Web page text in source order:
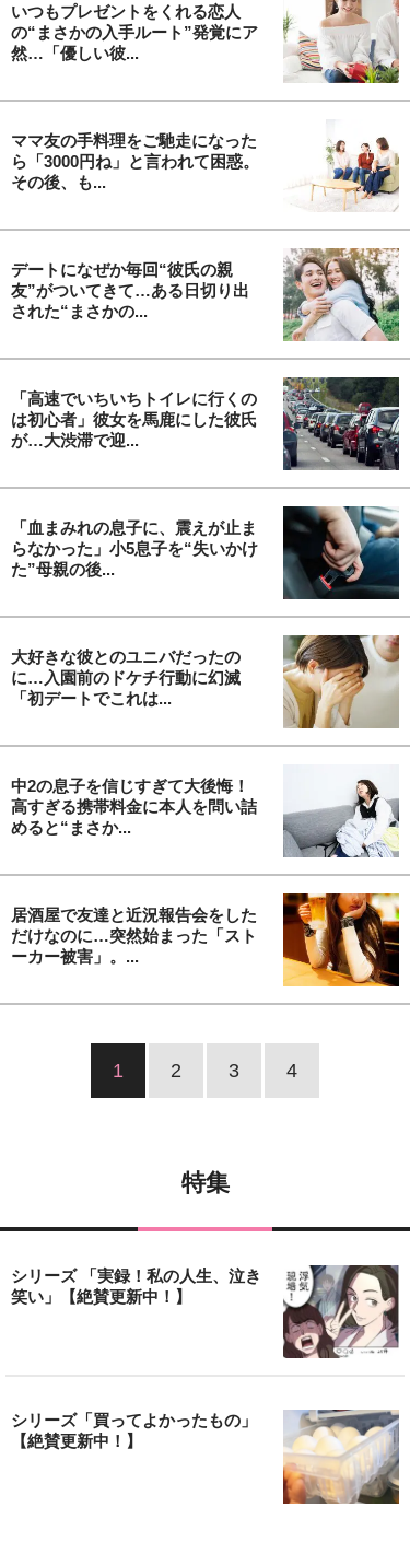
いつもプレゼントをくれる恋人
の“まさかの入手ルート”発覚にア
然…「優しい彼...
ママ友の手料理をご馳走になった
ら「3000円ね」と言われて困惑。
その後、も...
デートになぜか毎回“彼氏の親
友”がついてきて…ある日切り出
された“まさかの...
「高速でいちいちトイレに行くの
は初心者」彼女を馬鹿にした彼氏
が…大渋滞で迎...
「血まみれの息子に、震えが止ま
らなかった」小5息子を“失いかけ
た”母親の後...
大好きな彼とのユニバだったの
に…入園前のドケチ行動に幻滅
「初デートでこれは...
中2の息子を信じすぎて大後悔！
高すぎる携帯料金に本人を問い詰
めると“まさか...
居酒屋で友達と近況報告会をした
だけなのに…突然始まった「スト
ーカー被害」。...
1 2 3 4
特集
シリーズ 「実録！私の人生、泣き
笑い」【絶賛更新中！】
シリーズ「買ってよかったもの」
【絶賛更新中！】